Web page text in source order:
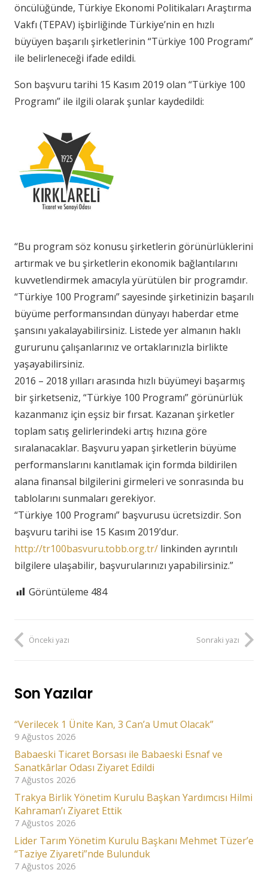
öncülüğünde, Türkiye Ekonomi Politikaları Araştırma
Vakfı (TEPAV) işbirliğinde Türkiye’nin en hızlı
büyüyen başarılı şirketlerinin “Türkiye 100 Programı”
ile belirleneceği ifade edildi.
Son başvuru tarihi 15 Kasım 2019 olan “Türkiye 100
Programı” ile ilgili olarak şunlar kaydedildi:
“Bu program söz konusu şirketlerin görünürlüklerini
artırmak ve bu şirketlerin ekonomik bağlantılarını
kuvvetlendirmek amacıyla yürütülen bir programdır.
“Türkiye 100 Programı” sayesinde şirketinizin başarılı
büyüme performansından dünyayı haberdar etme
şansını yakalayabilirsiniz. Listede yer almanın haklı
gururunu çalışanlarınız ve ortaklarınızla birlikte
yaşayabilirsiniz.
2016 – 2018 yılları arasında hızlı büyümeyi başarmış
bir şirketseniz, “Türkiye 100 Programı” görünürlük
kazanmanız için eşsiz bir fırsat. Kazanan şirketler
toplam satış gelirlerindeki artış hızına göre
sıralanacaklar. Başvuru yapan şirketlerin büyüme
performanslarını kanıtlamak için formda bildirilen
alana finansal bilgilerini girmeleri ve sonrasında bu
tablolarını sunmaları gerekiyor.
“Türkiye 100 Programı” başvurusu ücretsizdir. Son
başvuru tarihi ise 15 Kasım 2019’dur.
http://tr100basvuru.tobb.org.tr/ linkinden ayrıntılı
bilgilere ulaşabilir, başvurularınızı yapabilirsiniz.”
Görüntüleme 484
Önceki yazı Sonraki yazı
Son Yazılar
“Verilecek 1 Ünite Kan, 3 Can’a Umut Olacak”
9 Ağustos 2026
Babaeski Ticaret Borsası ile Babaeski Esnaf ve
Sanatkârlar Odası Ziyaret Edildi
7 Ağustos 2026
Trakya Birlik Yönetim Kurulu Başkan Yardımcısı Hilmi
Kahraman’ı Ziyaret Ettik
7 Ağustos 2026
Lider Tarım Yönetim Kurulu Başkanı Mehmet Tüzer’e
“Taziye Ziyareti”nde Bulunduk
7 Ağustos 2026